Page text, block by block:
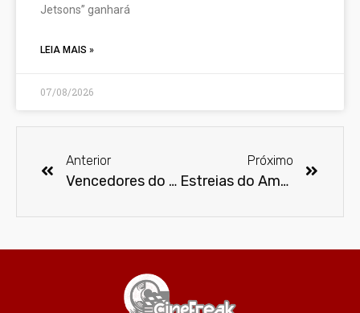
Jetsons” ganhará
LEIA MAIS »
07/08/2026
Anterior
Vencedores do Globo de Ouro 2021
Próximo
Estreias do Amazon Prime Video em março